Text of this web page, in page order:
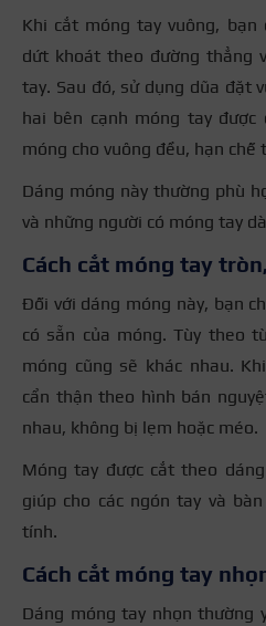
Khi cắt móng tay vuông, bạn
dứt khoát theo đường thẳng
tay. Sau đó, sử dụng dũa đặt
hai bên cạnh móng tay
móng cho vuông đều, hạn chế
Dáng móng này thường phù
và những người có móng tay
Cách cắt móng tay
Đối với dáng móng này, bạn
có sẵn của móng. Tùy theo
móng cũng sẽ khác nhau.
cẩn thận theo hình bán
nhau, không bị lẹm hoặc méo.
Móng tay được cắt theo
giúp cho các ngón tay và
tính.
Cách cắt móng tay
Dáng móng tay nhọn thường